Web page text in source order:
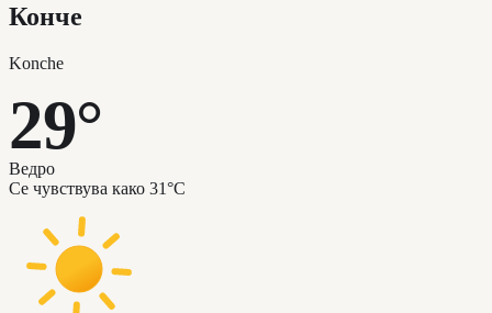
Конче
Konche
29°
Ведро
Се чувствува како 31°C